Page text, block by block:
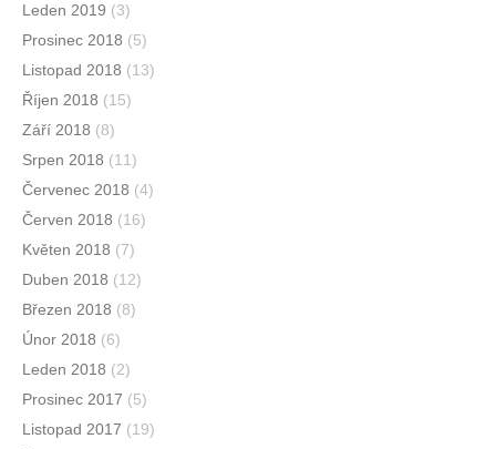
Leden 2019 (3)
Prosinec 2018 (5)
Listopad 2018 (13)
Říjen 2018 (15)
Září 2018 (8)
Srpen 2018 (11)
Červenec 2018 (4)
Červen 2018 (16)
Květen 2018 (7)
Duben 2018 (12)
Březen 2018 (8)
Únor 2018 (6)
Leden 2018 (2)
Prosinec 2017 (5)
Listopad 2017 (19)